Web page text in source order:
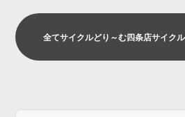
全てサイクルどり～む四条店サイク